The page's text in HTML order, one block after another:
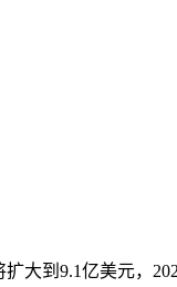
大到9.1亿美元，